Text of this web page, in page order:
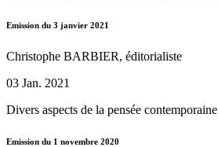
Emission du 3 janvier 2021
Christophe BARBIER, éditorialiste
03 Jan. 2021
Divers aspects de la pensée contemporaine
Emission du 1 novembre 2020